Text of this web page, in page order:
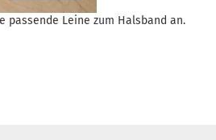
passende Leine zum Halsband an.